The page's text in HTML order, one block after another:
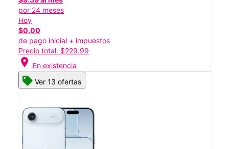
por 24 meses
Hoy
$0.00
de pago inicial + impuestos
Precio total: $229.99
location_on En existencia
Ver 13 ofertas